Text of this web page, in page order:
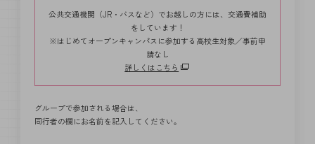
公共交通機関（JR・バスなど）でお越しの方には、交通費補助
をしています！
※はじめてオープンキャンパスに参加する高校生対象／事前申
請なし
詳しくはこちら
グループで参加される場合は、
同行者の欄にお名前を記入してください。